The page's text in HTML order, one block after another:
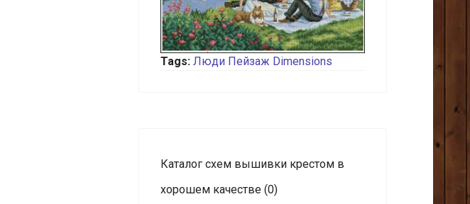
Tags: Люди Пейзаж Dimensions
Каталог схем вышивки крестом в
хорошем качестве (0)